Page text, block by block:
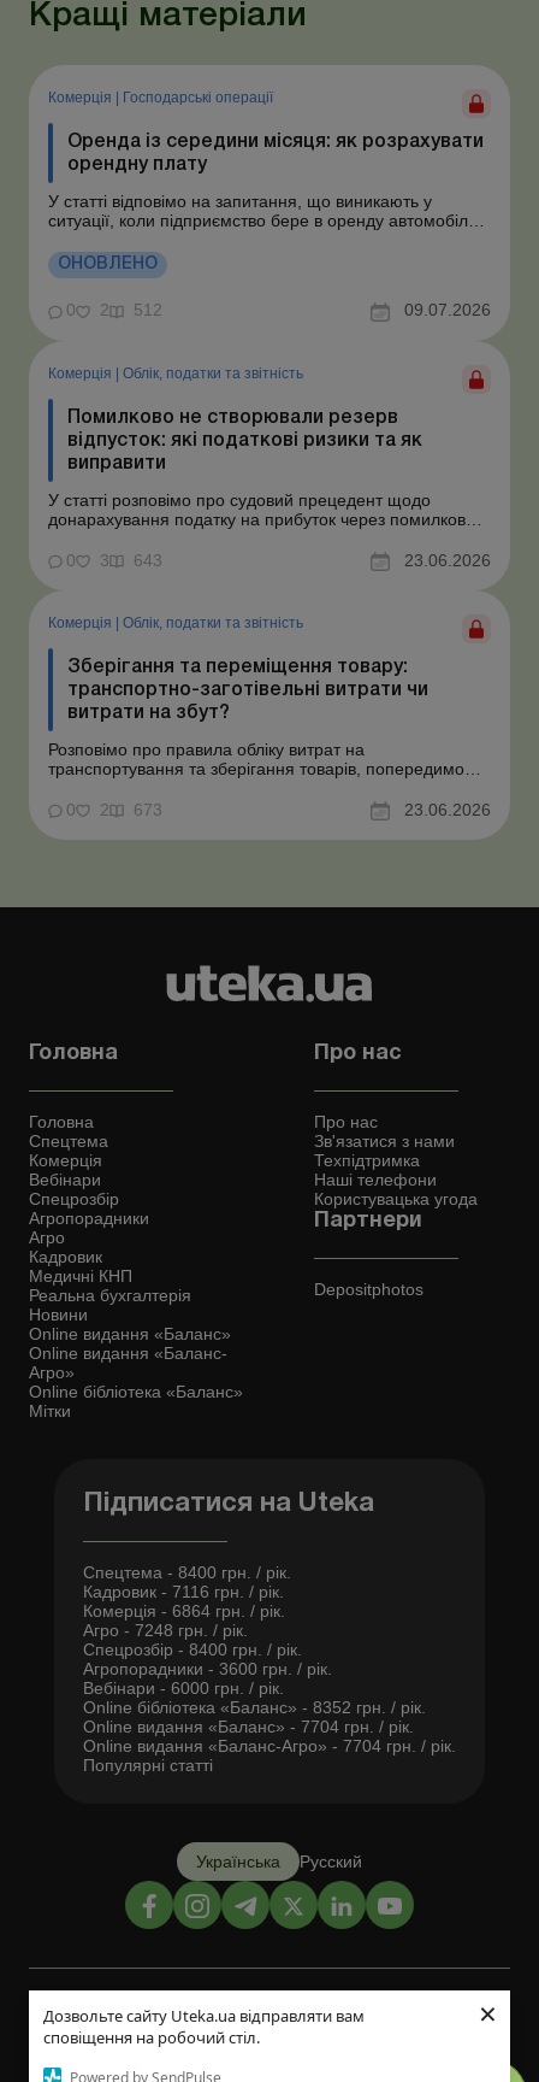
Дозвольте сайту Uteka.ua відправляти вам
сповіщення на робочий стіл.
Powered by SendPulse
×
Кращі матеріали
Комерція Господарські операції
Оренда із середини місяця: як розрахувати
орендну плату
У статті відповімо на запитання, що виникають у
ситуації, коли підприємство бере в оренду автомобіль у
місяця. Підприємство орендує у фізособи автомобіль з
15.07.2026. Згідно з умовами договору орендна плата
становить 4 000 грн на місяць. Виникла...
ОНОВЛЕНО
0 2 512 09.07.2026
Комерція | Облік, податки та звiтнiсть
Помилково не створювали резерв
відпусток: які податкові ризики та як
виправити
У статті розповімо про судовий прецедент щодо
донарахування податку на прибуток через помилково
надамо рекомендації, як мінімізувати податкові ризики.
Проблемні витрати: податкові ризики та судова
практика Розуміємо ваші хвилювання через помилкове
неств...
0 3 643 23.06.2026
Комерція Облік, податки та звiтнiсть
Зберігання та переміщення товару:
транспортно-заготівельні витрати чи
витрати на збут?
Розповімо про правила обліку витрат на
транспортування та зберігання товарів, попередимо
нормативне обґрунтування. Проблемні витрати:
податкові ризики та судова практика Здавалось би, у
цьому питанні неоднозначності бути не може. Однак,
0 2 673 23.06.2026
Головна
Головна
Спецтема
Комерція
Вебінари
Спецрозбір
Агропорадники
Агро
Кадровик
Медичні КНП
Реальна бухгалтерія
Новини
Online видання «Баланс»
Online видання «Баланс-
Агро»
Online бібліотека «Баланс»
Мітки
Про нас
Про нас
Зв'язатися з нами
Техпідтримка
Наші телефони
Користувацька угода
Партнери
Depositphotos
Підписатися на Uteka
Спецтема - 8400 грн. / рік.
Кадровик - 7116 грн. / рік.
Комерція - 6864 грн. / рік.
Агро - 7248 грн. / рік.
Спецрозбір - 8400 грн. / рік.
Агропорадники - 3600 грн. / рік.
Вебінари - 6000 грн. / рік.
Online бібліотека «Баланс» - 8352 грн. / рік.
Online видання «Баланс» - 7704 грн. / рік.
Online видання «Баланс-Агро» - 7704 грн. / рік.
Популярні статті
Українська Русский
Дизайн і розробка: